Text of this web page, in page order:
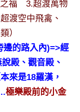
之福 3.超渡萬物
渡空中飛禽、
）
邊的路入內)=>經
殿、 觀音殿、
來是18羅漢，
極樂殿前的小金